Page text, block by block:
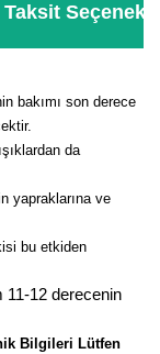
Taksit
bakımı son derece
da
yapraklarına ve
bu etkiden
11-12 derecenin
Bilgileri Lütfen